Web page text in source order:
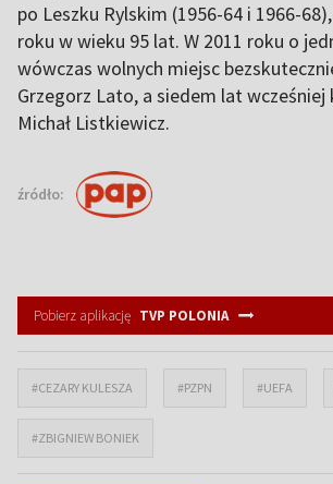
po Leszku Rylskim (1956-64 i 1966-
roku w wieku 95 lat. W 2011 roku o
wówczas wolnych miejsc
Grzegorz Lato, a siedem lat wcześniej
Michał Listkiewicz.
źródło:
Pobierz aplikację TVP POLONIA
#CEZARY KULESZA #PZPN #UEFA
#ZBIGNIEW BONIEK